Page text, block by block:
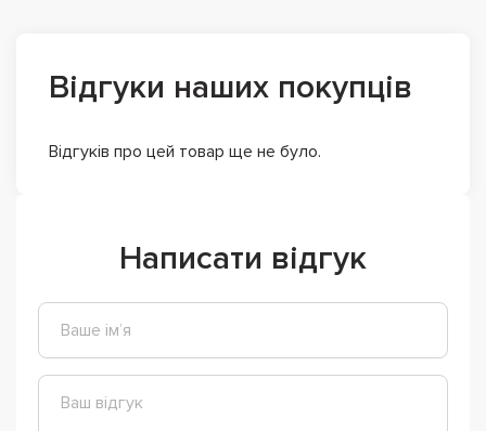
Відгуки наших покупців
Відгуків про цей товар ще не було.
Написати відгук